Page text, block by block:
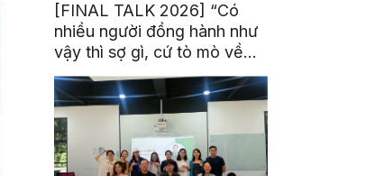
[FINAL TALK 2026] “Có
nhiều người đồng hành như
vậy thì sợ gì, cứ tò mò về
thế giới thôi”